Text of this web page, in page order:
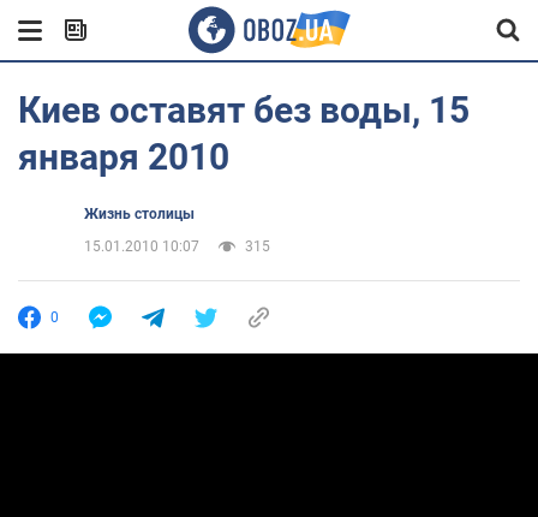
Киев оставят без воды, 15
января 2010
Жизнь столицы
15.01.2010 10:07
315
0